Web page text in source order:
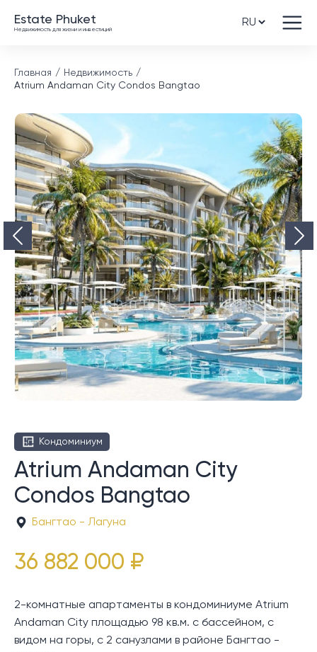
Estate Phuket
Недвижимость для жизни и инвестиций
Главная
Недвижимость
Atrium Andaman City Condos Bangtao
Кондоминиум
Atrium Andaman City
Condos Bangtao
Бангтао - Лагуна
36 882 000 ₽
2-комнатные апартаменты в кондоминиуме Atrium
Andaman City площадью 98 кв.м. с бассейном, с
видом на горы, с 2 санузлами в районе Бангтао -